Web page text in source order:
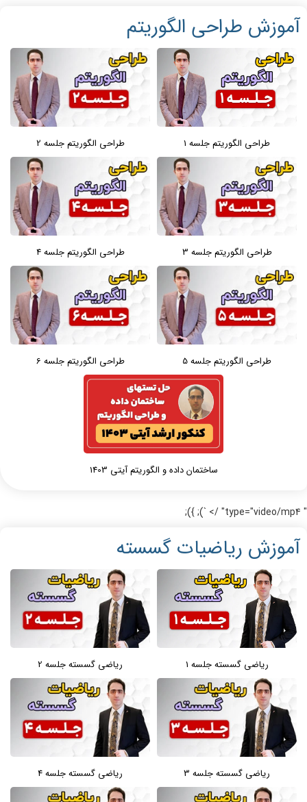
آموزش طراحی الگوریتم
طراحی الگوریتم جلسه 1 طراحی الگوریتم جلسه 2
طراحی الگوریتم جلسه 3 طراحی الگوریتم جلسه 4
طراحی الگوریتم جلسه 5 طراحی الگوریتم جلسه 6
ساختمان داده و الگوریتم آیتی 1403
" type="video/mp4" /> `); });
آموزش ریاضیات گسسته
ریاضی گسسته جلسه 1 ریاضی گسسته جلسه 2
ریاضی گسسته جلسه 3 ریاضی گسسته جلسه 4